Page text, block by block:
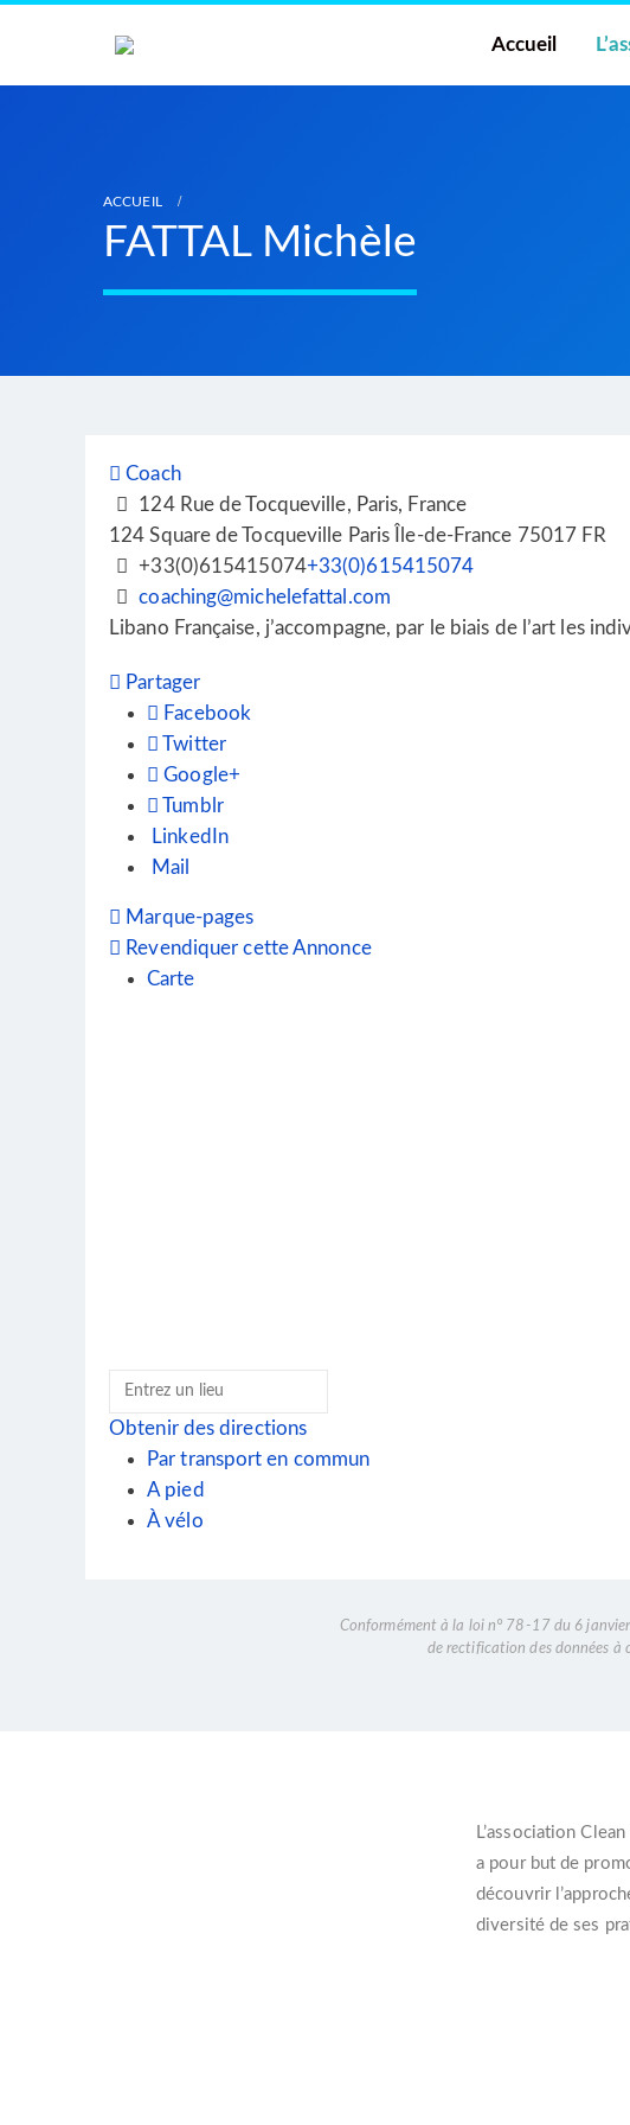
Accueil
ACCUEIL
FATTAL Michèle
Coach
124 Rue de Tocqueville, Paris, France
124 Square de Tocqueville Paris Île-de-France 75017 FR
+33(0)615415074+33(0)615415074
coaching@michelefattal.com
Libano Française, j’accompagne, par le biais de l’art les
Partager
Facebook
Twitter
Google+
Tumblr
LinkedIn
Mail
Marque-pages
Revendiquer cette Annonce
Carte
Obtenir des directions
Par transport en commun
A pied
À vélo
Conformément à la loi n° 78-17 du 6
de rectification des données à
L’association Clean
a pour but de
découvrir l’
diversité de ses